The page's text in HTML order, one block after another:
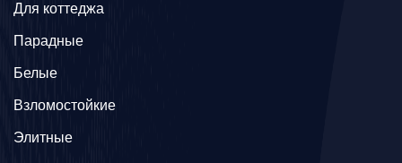
Для коттеджа
Парадные
Белые
Взломостойкие
Элитные